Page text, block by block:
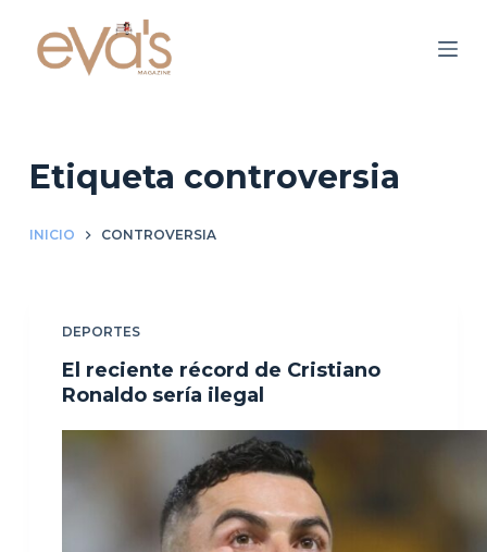
Etiqueta controversia
INICIO CONTROVERSIA
DEPORTES
El reciente récord de Cristiano
Ronaldo sería ilegal